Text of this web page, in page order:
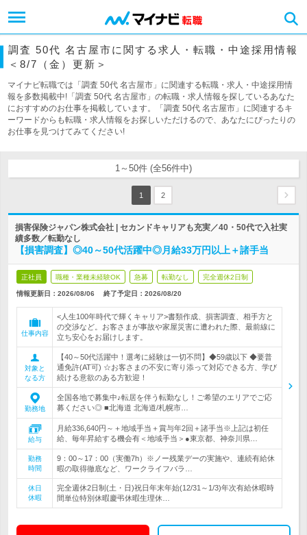
調査 50代 名古屋市に関する求人・転職・中途採用情報
＜8/7（金）更新＞
マイナビ転職では「調査 50代 名古屋市」に関連する転職・求人・中途採用情
報を多数掲載中!「調査 50代 名古屋市」の転職・求人情報を探しているあなた
におすすめのお仕事を掲載しています。「調査 50代 名古屋市」に関連するキ
ーワードからも転職・求人情報をお探しいただけるので、あなたにぴったりの
お仕事を見つけてみてください!
1～50件 (全56件中)
1 2
損害保険ジャパン株式会社 | セカンドキャリアも充実／40・50代で入社実
績多数／転勤なし
【損害調査】◎40～50代活躍中◎月給33万円以上＋諸手当
正社員 職種・業種未経験OK 急募 転勤なし 完全週休2日制
情報更新日：2026/08/06 終了予定日： 2026/08/20
仕事内容
<人生100年時代で輝くキャリア>書類作成、損害調査、相手方と
の交渉など。お客さまが事故や家屋災害に遭われた際、最前線に
立ち安心をお届けします。
対象と
なる方
【40～50代活躍中！選考に経験は一切不問】◆59歳以下 ◆要普
通免許(AT可) ☆お客さまの不安に寄り添って対応できる方、学び
続ける意欲のある方歓迎！
勤務地
全国各地で募集中♪転居を伴う転勤なし！ご希望のエリアでご応
募ください◎ ■北海道 北海道/札幌市…
給与
月給336,640円～＋地域手当＋賞与年2回＋諸手当※上記は初任
給、毎年昇給する機会有＜地域手当＞●東京都、神奈川県…
勤務
時間
9：00～17：00（実働7h）※ノー残業デーの実施や、連続有給休
暇の取得徹底など、ワークライフバラ…
休日
休暇
完全週休2日制(土・日)祝日年末年始(12/31～1/3)年次有給休暇時
間単位特別休暇慶弔休暇生理休…